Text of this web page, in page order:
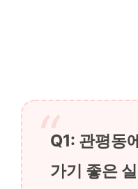
Q1: 관평동
가기 좋은